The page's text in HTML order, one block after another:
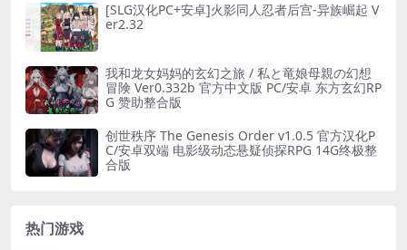
[SLG汉化PC+安卓]火影同人忍者后宫-异族崛起 V
er2.32
我和龙女妈妈的玄幻之旅 / 私と竜娘母親の幻想
冒険 Ver0.332b 官方中文版 PC/安卓 东方玄幻RP
G 赞助整合版
创世秩序 The Genesis Order v1.0.5 官方汉化P
C/安卓双端 电影级动态悬疑侦探RPG 14G终极整
合版
热门游戏